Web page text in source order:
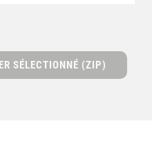
SÉLECTIONNÉ (ZIP)